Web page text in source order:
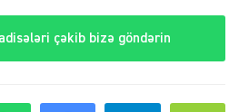
çəkib bizə göndərin